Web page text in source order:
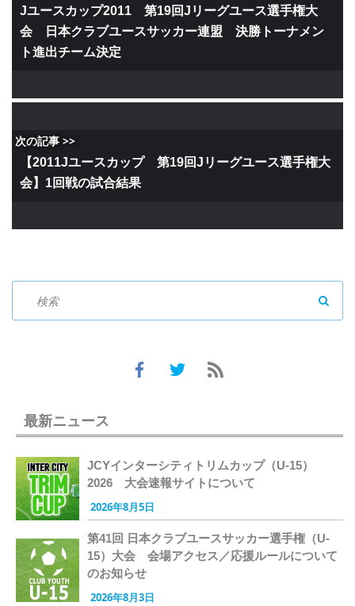
Jユースカップ2011 第19回Jリーグユース選手権大
会 日本クラブユースサッカー連盟 決勝トーナメン
ト進出チーム決定
次の記事 >>
【2011Jユースカップ 第19回Jリーグユース選手権大
会】1回戦の試合結果
最新ニュース
JCYインターシティトリムカップ（U-15）
2026 大会速報サイトについて
2026年8月5日
第41回 日本クラブユースサッカー選手権（U-
15）大会 会場アクセス／応援ルールについて
のお知らせ
2026年8月3日